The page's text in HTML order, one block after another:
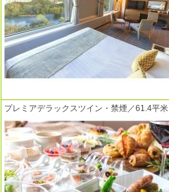
プレミアデラックスツイン・禁煙／61.4平米